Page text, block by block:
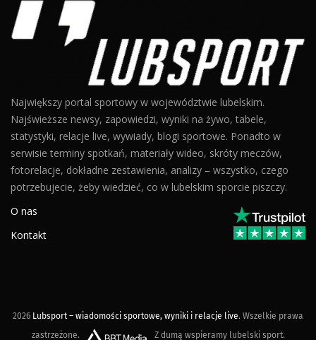
Największy portal sportowy w województwie lubelskim.
Najświeższe newsy, zapowiedzi, wyniki na żywo, tabele,
statystyki, relacje live, wywiady, blogi sportowe. Ponadto w
serwisie terminy spotkań, materiały wideo, skróty meczów,
fotorelacje, dokładne zestawienia, analizy – wszystko, czego
potrzebujecie, żeby wiedzieć, co w lubelskim sporcie piszczy.
O nas
Kontakt
2026 Lubsport – wiadomości sportowe, wyniki i relacje live. Wszelkie prawa
zastrzeżone.
Z dumą wspieramy lubelski sport.